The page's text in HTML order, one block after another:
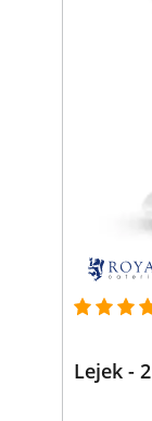
Lejek -